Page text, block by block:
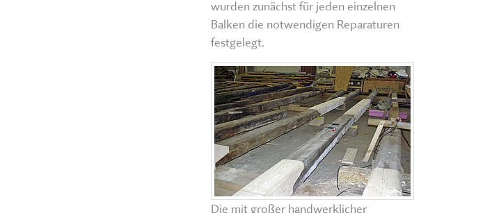
wurden zunächst für jeden einzelnen
Balken die notwendigen Reparaturen
festgelegt.
Die mit großer handwerklicher